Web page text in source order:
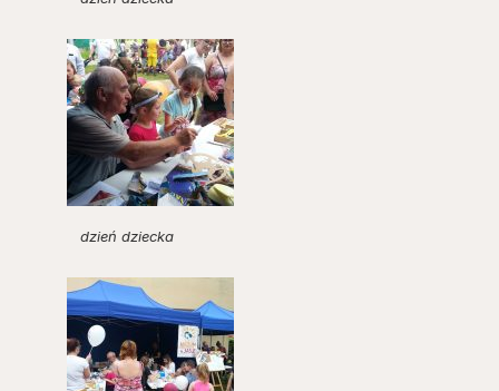
dzień dziecka